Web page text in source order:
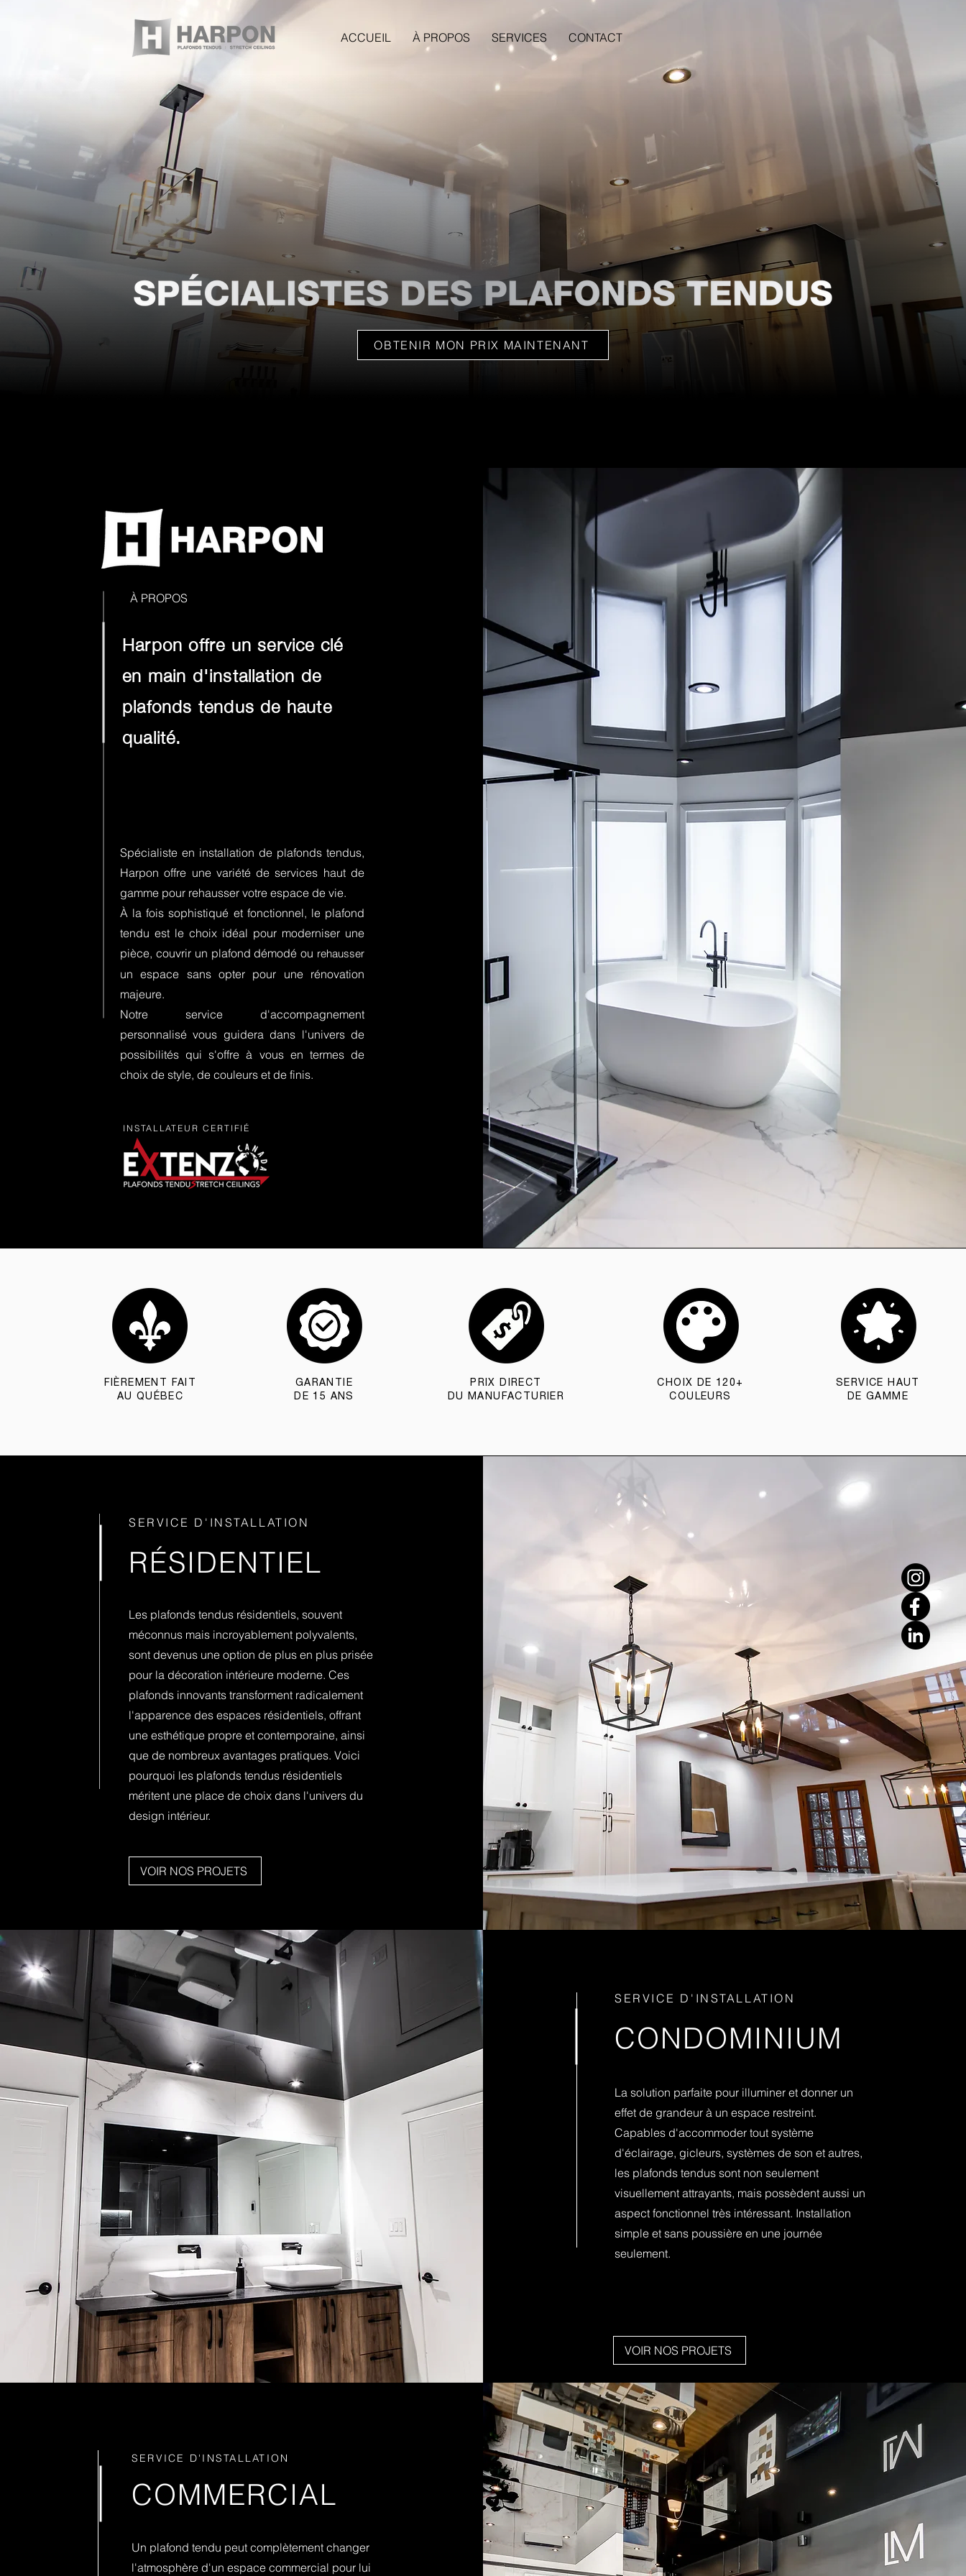
ACCUEIL À PROPOS SERVICES CONTACT
OBTENIR MON PRIX MAINTENANT
À PROPOS
Harpon offre un service clé
en main d'installation de
plafonds tendus de haute
qualité.
Spécialiste en installation de plafonds tendus,
Harpon offre une variété de services haut de
gamme pour rehausser votre espace de vie.
À la fois sophistiqué et fonctionnel, le plafond
tendu est le choix idéal pour moderniser une
pièce, couvrir un plafond démodé ou rehausser
un espace sans opter pour une rénovation
majeure.
Notre service d'accompagnement
personnalisé vous guidera dans l'univers de
possibilités qui s'offre à vous en termes de
choix de style, de couleurs et de finis.
INSTALLATEUR CERTIFIÉ
FIÈREMENT FAIT
AU QUÉBEC
GARANTIE
DE 15 ANS
PRIX DIRECT
DU MANUFACTURIER
CHOIX DE 120+
COULEURS
SERVICE HAUT
DE GAMME
SERVICE D'INSTALLATION
RÉSIDENTIEL
Les plafonds tendus résidentiels, souvent
méconnus mais incroyablement polyvalents,
sont devenus une option de plus en plus prisée
pour la décoration intérieure moderne. Ces
plafonds innovants transforment radicalement
l'apparence des espaces résidentiels, offrant
une esthétique propre et contemporaine, ainsi
que de nombreux avantages pratiques. Voici
pourquoi les plafonds tendus résidentiels
méritent une place de choix dans l'univers du
design intérieur.
VOIR NOS PROJETS
SERVICE D'INSTALLATION
CONDOMINIUM
La solution parfaite pour illuminer et donner un
effet de grandeur à un espace restreint.
Capables d'accommoder tout système
d'éclairage, gicleurs, systèmes de son et autres,
les plafonds tendus sont non seulement
visuellement attrayants, mais possèdent aussi un
aspect fonctionnel très intéressant. Installation
simple et sans poussière en une journée
seulement.
VOIR NOS PROJETS
SERVICE D'INSTALLATION
COMMERCIAL
Un plafond tendu peut complètement changer
l'atmosphère d'un espace commercial pour lui